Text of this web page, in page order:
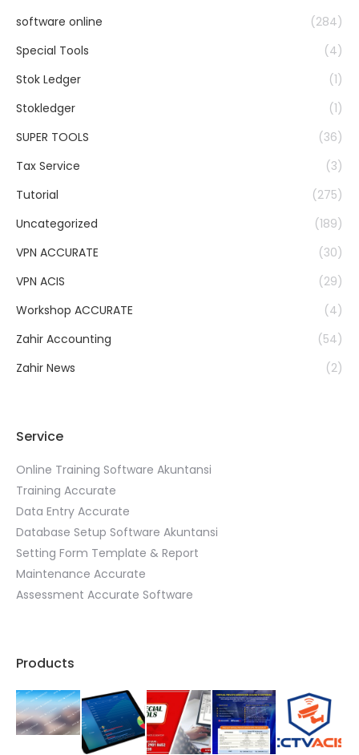
software online
(284)
Special Tools
(4)
Stok Ledger
(1)
Stokledger
(1)
SUPER TOOLS
(36)
Tax Service
(3)
Tutorial
(275)
Uncategorized
(189)
VPN ACCURATE
(30)
VPN ACIS
(29)
Workshop ACCURATE
(4)
Zahir Accounting
(54)
Zahir News
(2)
Service
Online Training Software Akuntansi
Training Accurate
Data Entry Accurate
Database Setup Software Akuntansi
Setting Form Template & Report
Maintenance Accurate
Assessment Accurate Software
Products